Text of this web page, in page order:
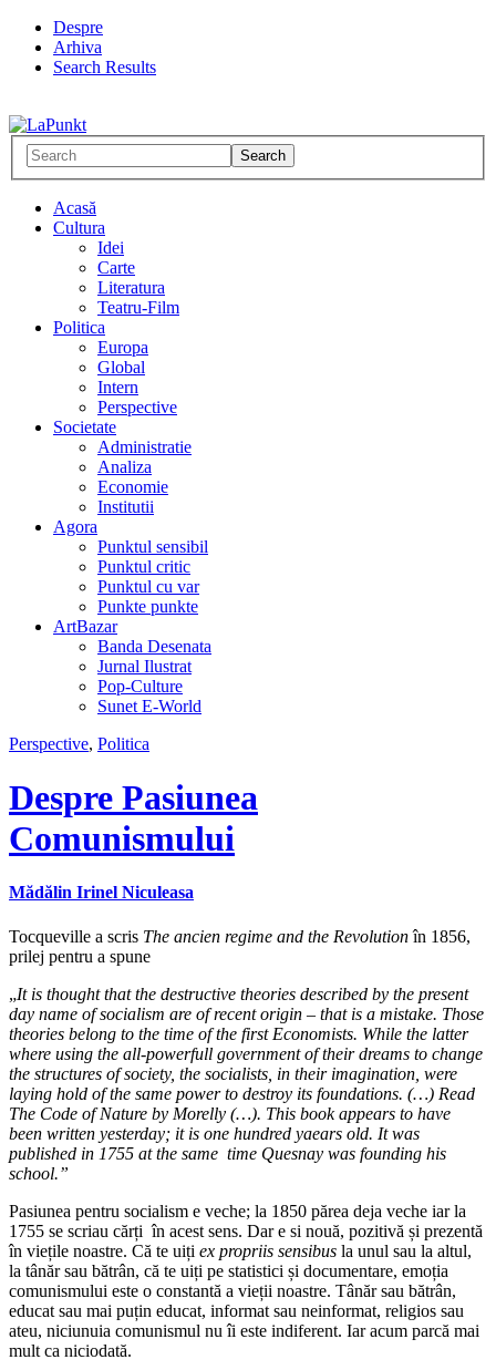
Despre
Arhiva
Search Results
Acasă
Cultura
Idei
Carte
Literatura
Teatru-Film
Politica
Europa
Global
Intern
Perspective
Societate
Administratie
Analiza
Economie
Institutii
Agora
Punktul sensibil
Punktul critic
Punktul cu var
Punkte punkte
ArtBazar
Banda Desenata
Jurnal Ilustrat
Pop-Culture
Sunet E-World
Perspective, Politica
Despre Pasiunea
Comunismului
Mădălin Irinel Niculeasa
Tocqueville a scris The ancien regime and the Revolutionîn 1856,
prilej pentru a spune
„It is thought that the destructive theories described by the present
day name of socialism are of recent origin – that is a mistake. Those
theories belong to the time of the first Economists. While the latter
where using the all-powerfull government of their dreams to change
the structures of society, the socialists, in their imagination, were
laying hold of the same power to destroy its foundations. (…) Read
The Code of Nature by Morelly (…). This book appears to have
been written yesterday; it is one hundred yaears old. It was
published in 1755 at the same time Quesnay was founding his
school.”
Pasiunea pentru socialism e veche; la 1850 părea deja veche iar la
1755 se scriau cărți în acest sens. Dar e si nouă, pozitivă și prezentă
în viețile noastre. Că te uiți ex propriis sensibus la unul sau la altul,
la tânăr sau bătrân, că te uiți pe statistici și documentare, emoția
comunismului este o constantă a vieții noastre. Tânăr sau bătrân,
educat sau mai puțin educat, informat sau neinformat, religios sau
ateu, niciunuia comunismul nu îi este indiferent. Iar acum parcă mai
mult ca niciodată.